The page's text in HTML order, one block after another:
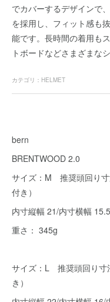
でカバーするデザインで
を採用し、フィット感も
能です。長時間の着用も
トボードなどさまざまな
カテゴリ ： HELMET
bern
BRENTWOOD 2.0
サイズ：M 推奨頭回り
付き）
内寸縦幅 21/内寸横幅
重さ： 345g
サイズ：L 推奨頭回り寸
き）